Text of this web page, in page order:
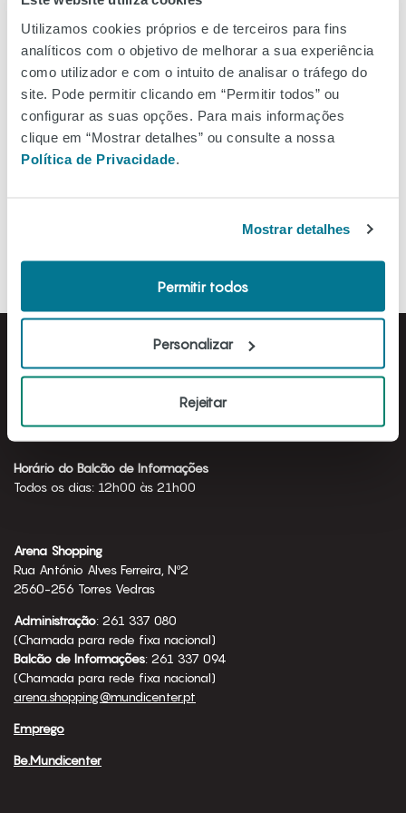
Utilizamos cookies próprios e de terceiros para fins
analíticos com o objetivo de melhorar a sua experiência
como utilizador e com o intuito de analisar o tráfego do
site. Pode permitir clicando em “Permitir todos” ou
configurar as suas opções. Para mais informações
clique em “Mostrar detalhes” ou consulte a nossa
Política de Privacidade
Mostrar detalhes
Permitir todos
Personalizar
Rejeitar
Filtros
Horário do Balcão de Informações
Todos os dias: 12h00 às 21h00
Arena Shopping
Rua António Alves Ferreira, Nº2
2560-256 Torres Vedras
Administração: 261 337 080
(Chamada para rede fixa nacional)
Balcão de Informações: 261 337 094
(Chamada para rede fixa nacional)
arena.shopping@mundicenter.pt
Emprego
Be.Mundicenter